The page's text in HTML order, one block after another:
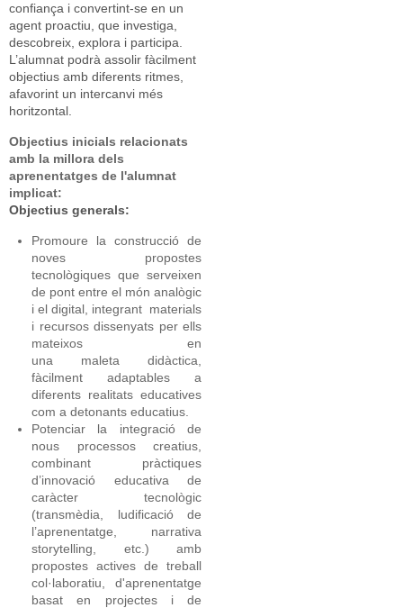
confiança i convertint-se en un
agent proactiu, que investiga,
descobreix, explora i participa.
L’alumnat podrà assolir fàcilment
objectius amb diferents ritmes,
afavorint un intercanvi més
horitzontal.
Objectius inicials relacionats
amb la millora dels
aprenentatges de l'alumnat
implicat:
Objectius generals:
Promoure la construcció de
noves propostes
tecnològiques que serveixen
de pont entre el món analògic
i el digital, integrant materials
i recursos dissenyats per ells
mateixos en
una maleta didàctica,
fàcilment adaptables a
diferents realitats educatives
com a detonants educatius.
Potenciar la integració de
nous processos creatius,
combinant pràctiques
d’innovació educativa de
caràcter tecnològic
(transmèdia, ludificació de
l’aprenentatge, narrativa
storytelling, etc.) amb
propostes actives de treball
col·laboratiu, d'aprenentatge
basat en projectes i de